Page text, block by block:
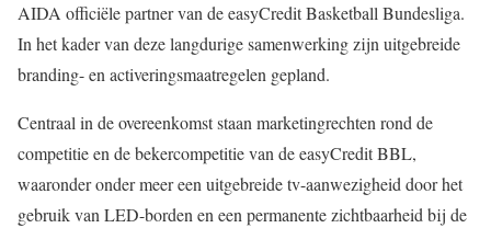
AIDA officiële partner van de easyCredit Basketball Bundesliga.
In het kader van deze langdurige samenwerking zijn uitgebreide
branding- en activeringsmaatregelen gepland.
Centraal in de overeenkomst staan marketingrechten rond de
competitie en de bekercompetitie van de easyCredit BBL,
waaronder onder meer een uitgebreide tv-aanwezigheid door het
gebruik van LED-borden en een permanente zichtbaarheid bij de